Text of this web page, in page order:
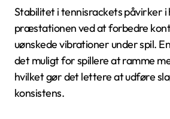
Stabilitet i tennisrackets påvirker i
præstationen ved at forbedre
uønskede vibrationer under spil.
det muligt for spillere at ramme
hvilket gør det lettere at udføre
konsistens.